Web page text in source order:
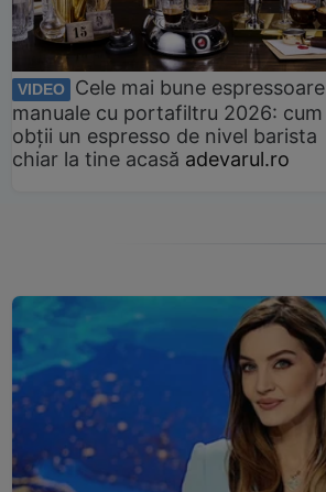
VIDEO
Cele mai bune espressoare
manuale cu portafiltru 2026: cum
obții un espresso de nivel barista
chiar la tine acasă adevarul.ro